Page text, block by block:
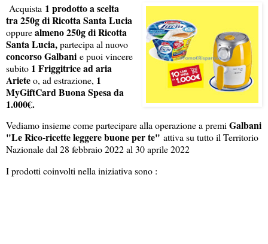
Acquista 1 prodotto a scelta
tra 250g di Ricotta Santa Lucia
oppurealmeno 250g di Ricotta
Santa Lucia,partecipa al nuovo
concorso Galbani e puoi vincere
subito 1 Friggitrice ad aria
Arieteo, ad estrazione, 1
MyGiftCard Buona Spesa da
1.000€.
Vediamo insieme come partecipare alla operazione a premiGalbani
"Le Rico-ricette leggere buone per te" attiva su tutto il Territorio
Nazionale dal 28 febbraio 2022 al 30 aprile 2022
I prodotti coinvolti nella iniziativa sono :